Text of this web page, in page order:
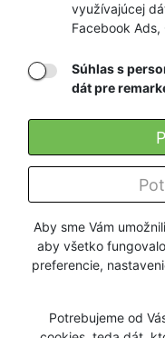
Aby sme Vám
aby všetko
preferencie,
Potrebujeme od
využívajúcej
Facebook Ads,
Súhlas s
dát pre
RÝCHLE
DORUČENIE
Firmy a organizácie